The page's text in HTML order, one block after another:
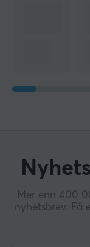
Mer enn 400
nyhetsbrev. Få